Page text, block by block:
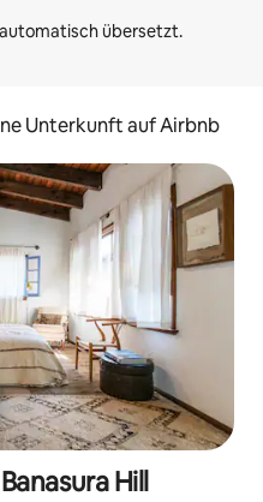
Unterkunft auf Airbnb
Hill